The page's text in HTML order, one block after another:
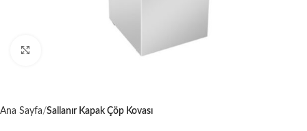
Ana Sayfa Sallanır Kapak Çöp Kovası